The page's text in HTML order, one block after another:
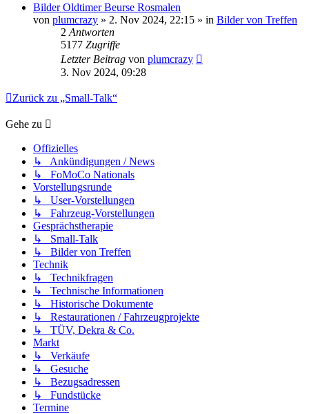
Bilder Oldtimer Beurse Rosmalen
von plumcrazy » 2. Nov 2024, 22:15 » in Bilder von Treffen
2 Antworten
5177 Zugriffe
Letzter Beitrag von plumcrazy
3. Nov 2024, 09:28
Zurück zu „Small-Talk“
Gehe zu
Offizielles
↳ Ankündigungen / News
↳ FoMoCo Nationals
Vorstellungsrunde
↳ User-Vorstellungen
↳ Fahrzeug-Vorstellungen
Gesprächstherapie
↳ Small-Talk
↳ Bilder von Treffen
Technik
↳ Technikfragen
↳ Technische Informationen
↳ Historische Dokumente
↳ Restaurationen / Fahrzeugprojekte
↳ TÜV, Dekra & Co.
Markt
↳ Verkäufe
↳ Gesuche
↳ Bezugsadressen
↳ Fundstücke
Termine